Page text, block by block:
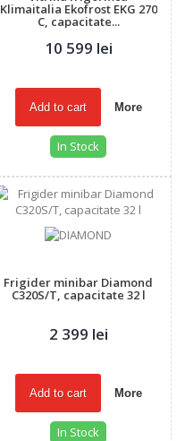
Klimaitalia Ekofrost EKG 270
C, capacitate...
10 599 lei
Add to cart More
In Stock
Frigider minibar Diamond
C320S/T, capacitate 32 l
2 399 lei
Add to cart More
In Stock